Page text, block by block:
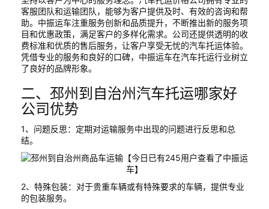
客服团队和运输团队，能够为客户提供及时、有效的咨询和帮
助。中振运车注重服务创新和品质提升，不断推出新的服务项
目和优惠政策，满足客户的多样化需求。公司还提供透明的收
费标准和优质的售后服务，让客户享受无忧的汽车托运体验。
凭借专业的服务和良好的口碑，中振运车在汽车托运行业树立
了良好的品牌形象。
二、邳州到自治州汽车托运哪家好
公司优势
1、问题反思：定期对运输服务中出现的问题进行反思和总
结。
2、特殊包装：对于贵重车辆或有特殊要求的车辆，提供专业
的包装服务。